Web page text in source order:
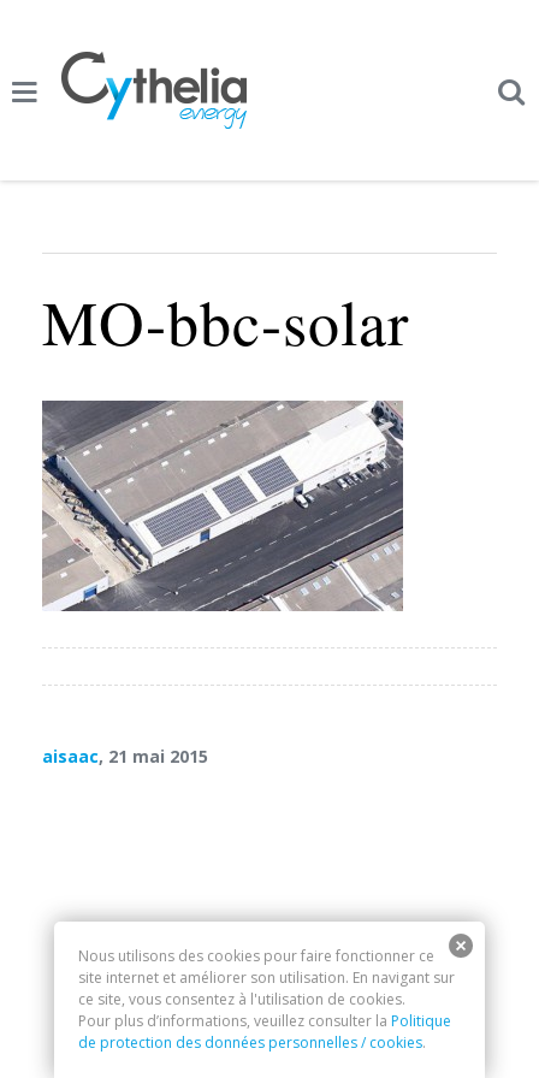
MO-bbc-solar
aisaac, 21 mai 2015
Nous utilisons des cookies pour faire fonctionner ce
site internet et améliorer son utilisation. En navigant sur
ce site, vous consentez à l'utilisation de cookies.
Pour plus d’informations, veuillez consulter la Politique
de protection des données personnelles / cookies.